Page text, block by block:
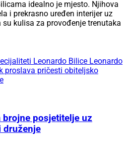
idealno je mjesto. Njihova
i prekrasno uređen interijer uz
kulisa za provođenje trenutaka
Leonardo Bilice Leonardo
proslava pričesti obiteljsko
posjetitelje uz
druženje